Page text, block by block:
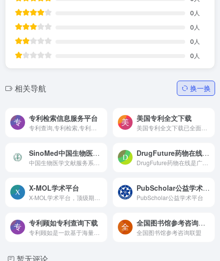
0 人
0 人
0 人
0 人
相关导航 换一换
专利检索信息服务平台 美国专利全文下载
SinoMed中国生物医学文献服务系统 DrugFuture药物在线专利信息检索下载
X-MOL学术平台 PubScholar公益学术平台
PubScholar公益学术平台
专利顾如专利查询下载 全国图书馆参考咨询联盟
全国图书馆参考咨询联盟
暂无评论